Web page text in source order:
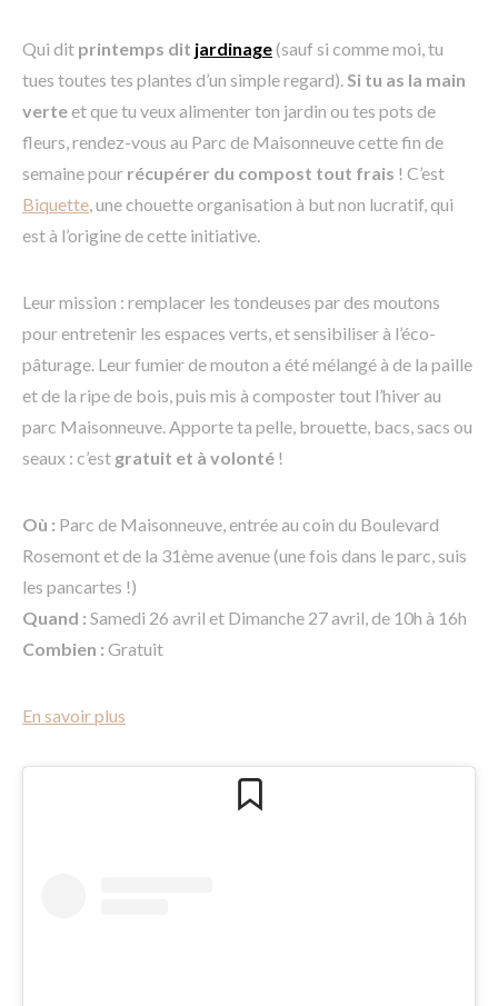
Qui dit printemps dit jardinage(sauf si comme moi, tu
tues toutes tes plantes d’un simple regard). Si tu as la main
verteet que tu veux alimenter ton jardin ou tes pots de
fleurs, rendez-vous au Parc de Maisonneuve cette fin de
semaine pour récupérer du compost tout frais ! C’est
Biquette , une chouette organisation à but non lucratif, qui
est à l’origine de cette initiative.
Leur mission : remplacer les tondeuses par des moutons
pour entretenir les espaces verts, et sensibiliser à l’éco-
pâturage. Leur fumier de mouton a été mélangé à de la paille
et de la ripe de bois, puis mis à composter tout l’hiver au
parc Maisonneuve. Apporte ta pelle, brouette, bacs, sacs ou
seaux : c’est gratuit et à volonté !
Où : Parc de Maisonneuve, entrée au coin du Boulevard
Rosemont et de la 31ème avenue (une fois dans le parc, suis
les pancartes !)
Quand : Samedi 26 avril et Dimanche 27 avril, de 10h à 16h
Combien : Gratuit
En savoir plus